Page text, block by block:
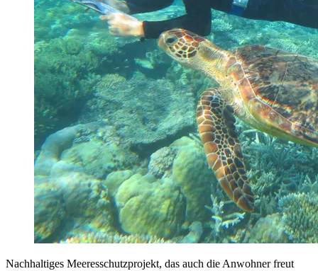
Nachhaltiges Meeresschutzprojekt, das auch die Anwohner freut